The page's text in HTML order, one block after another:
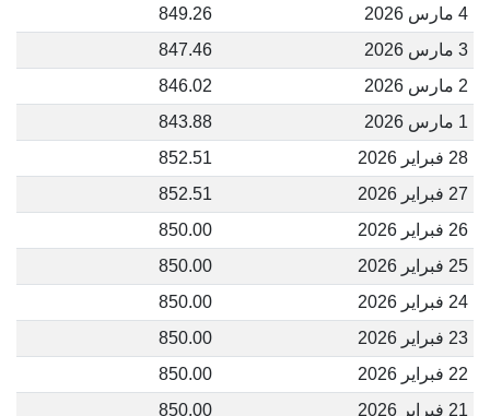
4 مارس 2026
849.26
3 مارس 2026
847.46
2 مارس 2026
846.02
1 مارس 2026
843.88
28 فبراير 2026
852.51
27 فبراير 2026
852.51
26 فبراير 2026
850.00
25 فبراير 2026
850.00
24 فبراير 2026
850.00
23 فبراير 2026
850.00
22 فبراير 2026
850.00
21 فبراير 2026
850.00